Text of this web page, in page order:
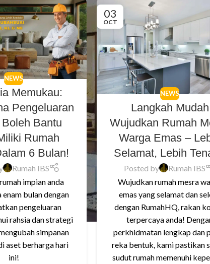
NEWS
Memukau:
Pengeluaran
Bantu
Rumah
6 Bulan!
Rumah IBS
impian anda
enam bulan dengan
pengeluaran
rahsia dan strategi
simpanan
aset berharga hari
ini!
03
OCT
NEWS
Langkah Mudah
Wujudkan Rumah
Warga Emas –
Selamat, Lebih
Posted by
Rumah IBS
Wujudkan rumah mesra
emas yang selamat dan
dengan RumahHQ, rakan
terpercaya anda!
perkhidmatan lengkap dan
reka bentuk, kami pastikan
sudut rumah memenuhi